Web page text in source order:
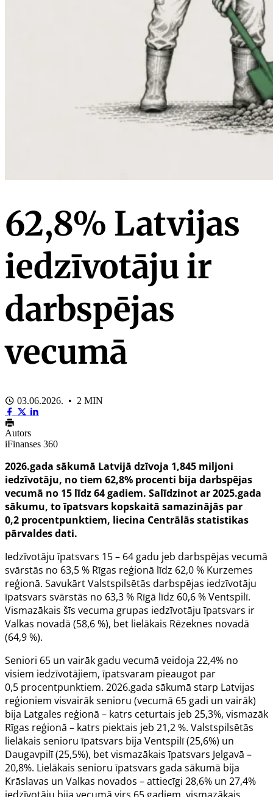
62,8% Latvijas
iedzīvotāju ir
darbspējas
vecumā
03.06.2026. • 2 MIN
Autors
iFinanses 360
2026.gada sākumā Latvijā dzīvoja 1,845 miljoni
iedzīvotāju, no tiem 62,8% procenti bija darbspējas
vecumā no 15 līdz 64 gadiem. Salīdzinot ar 2025.gada
sākumu, to īpatsvars kopskaitā samazinājās par
0,2 procentpunktiem, liecina Centrālās statistikas
pārvaldes dati.
Iedzīvotāju īpatsvars 15 – 64 gadu jeb darbspējas vecumā
svārstās no 63,5 % Rīgas reģionā līdz 62,0 % Kurzemes
reģionā. Savukārt Valstspilsētās darbspējas iedzīvotāju
īpatsvars svārstās no 63,3 % Rīgā līdz 60,6 % Ventspilī.
Vismazākais šīs vecuma grupas iedzīvotāju īpatsvars ir
Valkas novadā (58,6 %), bet lielākais Rēzeknes novadā
(64,9 %).
Seniori 65 un vairāk gadu vecumā veidoja 22,4% no
visiem iedzīvotājiem, īpatsvaram pieaugot par
0,5 procentpunktiem. 2026.gada sākumā starp Latvijas
reģioniem visvairāk senioru (vecumā 65 gadi un vairāk)
bija Latgales reģionā – katrs ceturtais jeb 25,3%, vismazāk
Rīgas reģionā – katrs piektais jeb 21,2 %. Valstspilsētās
lielākais senioru īpatsvars bija Ventspilī (25,6%) un
Daugavpilī (25,5%), bet vismazākais īpatsvars Jelgavā –
20,8%. Lielākais senioru īpatsvars gada sākumā bija
Krāslavas un Valkas novados – attiecīgi 28,6% un 27,4%